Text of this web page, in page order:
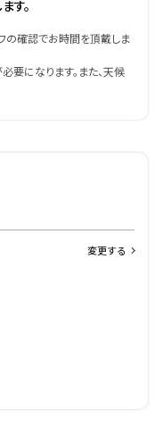
す。
の確認でお時間を頂戴しま
になります。また、天候
変更する